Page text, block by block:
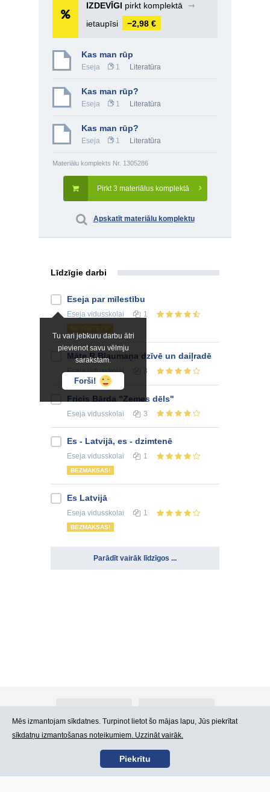
IZDEVĪGI pirkt komplektā
➞
ietaupīsi
−2,98 €
Kas man rūp
Eseja 1 Literatūra
Kas man rūp?
Eseja 1 Literatūra
Kas man rūp?
Eseja 1 Literatūra
Materiālu komplekts Nr. 1305286
Pirkt 3 materiālus komplektā
Apskatīt materiālu komplektu
Līdzīgie darbi
Tu vari jebkuru darbu ātri
pievienot savu vēlmju
sarakstam.
Forši!
Eseja par mīlestību
Eseja vidusskolai 1
NOVĒRTĒTS!
Māte R.Blaumaņa dzīvē un daiļradē
Esejavidusskolai 3
Fricis Bārda "Zemes dēls"
Eseja vidusskolai 3
Es - Latvijā, es - dzimtenē
Eseja vidusskolai 1
BEZMAKSAS!
Es Latvijā
Eseja vidusskolai 1
BEZMAKSAS!
Parādīt vairāk līdzīgos ...
Kontakti Lietošanas noteikumi
Mēs izmantojam sīkdatnes. Turpinot lietot šo mājas lapu, Jūs piekrītat
sīkdatņu izmantošanas noteikumiem. Uzzināt vairāk.
Piekrītu